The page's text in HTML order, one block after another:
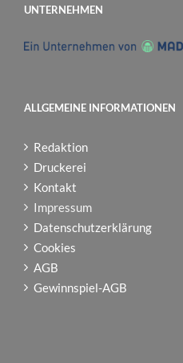
UNTERNEHMEN
ALLGEMEINE INFORMATIONEN
Redaktion
Druckerei
Kontakt
Impressum
Datenschutzerklärung
Cookies
AGB
Gewinnspiel-AGB